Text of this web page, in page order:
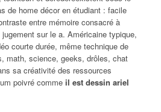
de home décor en étudiant : facile
entre mémoire consacré à
sur le a. Américaine typique,
courte durée, même technique de
math, science, geeks, drôles, chat
sa créativité des ressources
poivré comme il est dessin ariel